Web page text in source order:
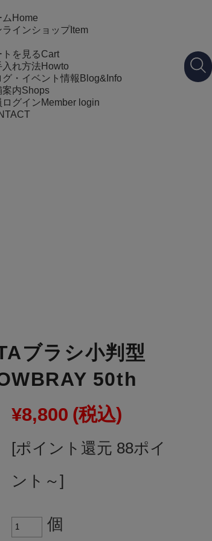
ム Home
ラインショップItem
トを見るCart
入れ方法Howto
グ・イベント情報 Blog&Info
案内Shops
ログインMember login
ブラシ小判型
50th
¥8,800 (税込)
[ポイント還元 88ポイ
ント～]
個